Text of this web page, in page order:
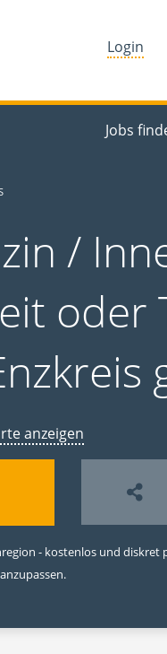
Login
Jobs
/
oder
anzeigen
- kostenlos und diskret